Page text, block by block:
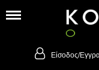
Είσοδος/